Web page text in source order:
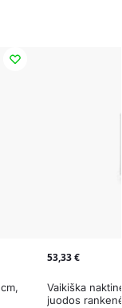
53,33€
Vaikiška
juodos